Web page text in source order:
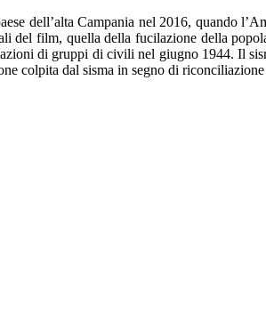
dell’alta Campania nel 2016, quando
del film, quella della fucilazione della
di gruppi di civili nel giugno 1944. Il
colpita dal sisma in segno di riconciliazione